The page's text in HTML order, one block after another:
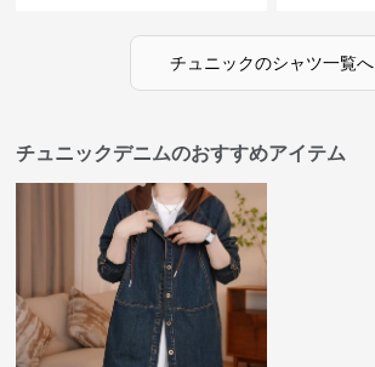
チュニックのシャツ一覧へ
チュニックデニムのおすすめアイテム